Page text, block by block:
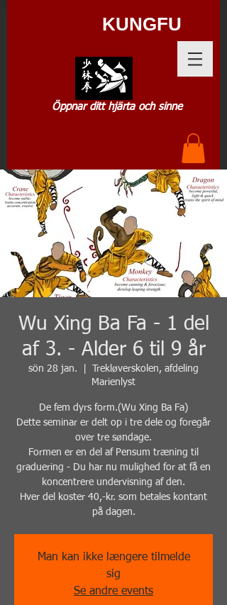
KUNGFU
Öppnar ditt hjärta och sinne
Wu Xing Ba Fa - 1 del
af 3. - Alder 6 til 9 år
sön 28 jan.
Trekløverskolen, afdeling
Marienlyst
De fem dyrs form.(Wu Xing Ba Fa)
Dette seminar er delt op i tre dele og foregår
over tre søndage.
Formen er en del af Pensum træning til
graduering - Du har nu mulighed for at få en
koncentrere undervisning af den.
Hver del koster 40,-kr. som betales kontant
på dagen.
Man kan ikke længere tilmelde
sig
Se andre events